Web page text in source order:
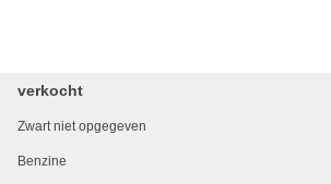
verkocht
Zwart niet opgegeven
Benzine